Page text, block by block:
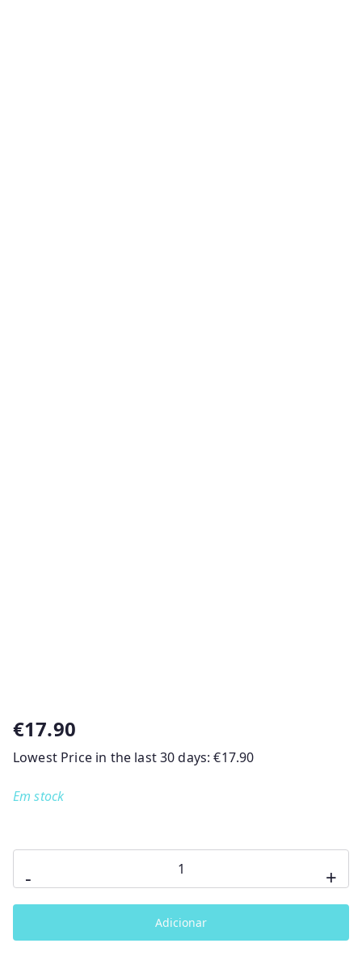
€17.90
Lowest Price in the last 30 days:€17.90
Em stock
-
de
Quadro
+
Adicionar